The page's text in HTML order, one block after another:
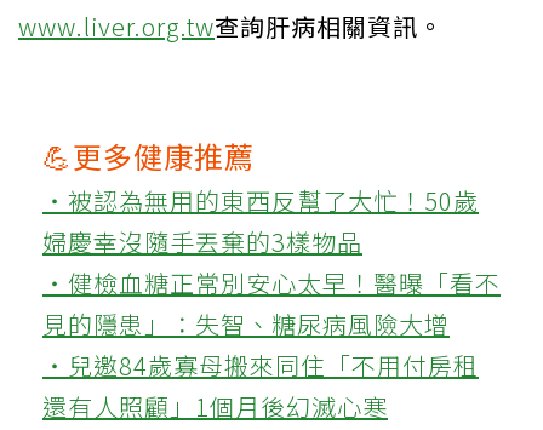
www.liver.org.tw查詢肝病相關資訊。
💪更多健康推薦
‧被認為無用的東西反幫了大忙！50歲
婦慶幸沒隨手丟棄的3樣物品
‧健檢血糖正常別安心太早！醫曝「看不
見的隱患」：失智、糖尿病風險大增
‧兒邀84歲寡母搬來同住「不用付房租
還有人照顧」1個月後幻滅心寒